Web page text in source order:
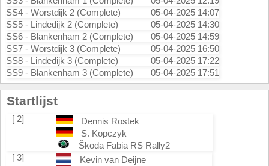
SS4 - Worstdijk 2 (Complete)
05-04-2025 14:07
SS5 - Lindedijk 2 (Complete)
05-04-2025 14:30
SS6 - Blankenham 2 (Complete)
05-04-2025 14:59
SS7 - Worstdijk 3 (Complete)
05-04-2025 16:50
SS8 - Lindedijk 3 (Complete)
05-04-2025 17:22
SS9 - Blankenham 3 (Complete)
05-04-2025 17:51
Startlijst
[ 2]
Dennis Rostek
S. Kopczyk
Škoda Fabia RS Rally2
[ 3]
Kevin van Deijne